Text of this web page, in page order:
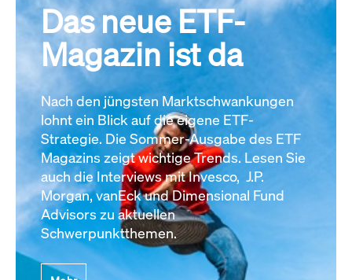
Das neue ETF-
Magazin ist da
Nach den jüngsten Marktschwankungen
lohnt ein Blick auf die eigene ETF-
Strategie. Die Sommer-Ausgabe des ETF
Magazins zeigt wichtige Trends. Lesen Sie
auch die Interviews mit Invesco, J.P.
Morgan, vanEck und Dimensional Fund
Advisors zu aktuellen
Schwerpunktthemen.